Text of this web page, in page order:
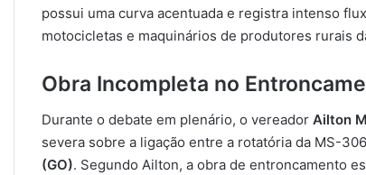
possui uma curva acentuada e registra intenso
motocicletas e maquinários de produtores rurais
Obra Incompleta no
Durante o debate em plenário, o vereador Ailton
severa sobre a ligação entre a rotatória da MS-
(GO). Segundo Ailton, a obra de entroncamento